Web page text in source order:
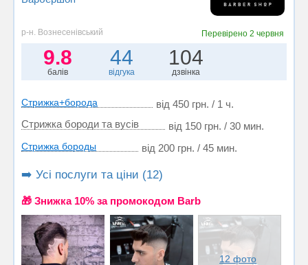
р-н. Вознесенівський Перевірено 2 червня
9.8
балів
44
відгука
104
дзвінка
Стрижка+борода
від 450 грн. / 1 ч.
Стрижка бороди та вусів
від 150 грн. / 30 мин.
Стрижка бороды від 200 грн. / 45 мин.
➡️ Усі послуги та ціни (12)
🎁 Знижка 10% за промокодом Barb
12 фото